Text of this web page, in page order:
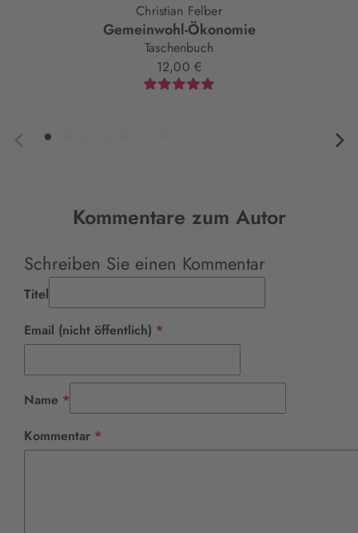
Christian Felber
Gemeinwohl-Ökonomie
Taschenbuch
12,00 €
Kommentare zum Autor
Schreiben Sie einen Kommentar
Titel
Email (nicht öffentlich) *
Name *
Kommentar *